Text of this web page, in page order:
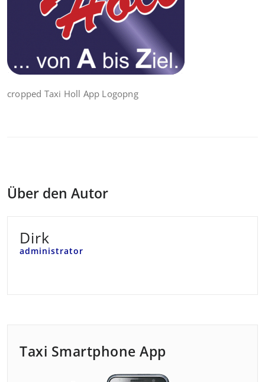
cropped Taxi Holl App Logopng
Über den Autor
Dirk
administrator
Taxi Smartphone App